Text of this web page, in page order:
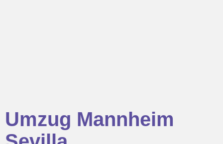
Umzug Mannheim